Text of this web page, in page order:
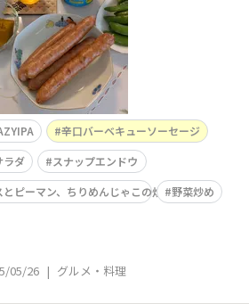
辛口バーベキューソーセージ
ラダ
スナップエンドウ
とピーマン、ちりめんじゃこの炊いたの
野菜炒め
05/26 | グルメ・料理